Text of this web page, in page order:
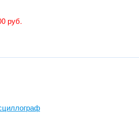
руб.